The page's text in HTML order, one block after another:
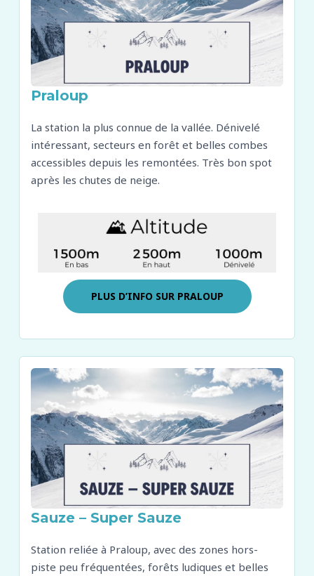
Praloup
La station la plus connue de la vallée. Dénivelé
intéressant, secteurs en forêt et belles combes
accessibles depuis les remontées. Très bon spot
après les chutes de neige.
PLUS D’INFO SUR PRALOUP
Sauze – Super Sauze
Station reliée à Praloup, avec des zones hors-
piste peu fréquentées, forêts ludiques et belles